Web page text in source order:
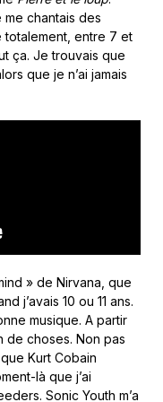
me chantais des
totalement, entre 7 et
ça. Je trouvais que
que je n’ai jamais
» de Nirvana, que
j’avais 10 ou 11 ans.
musique. A partir
de choses. Non pas
Kurt Cobain
là que j’ai
Sonic Youth m’a